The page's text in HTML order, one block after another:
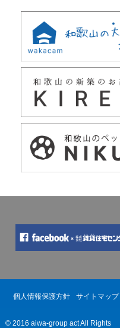
個人情報保護方針 サイトマップ
© 2016 aiwa-group act All Rights